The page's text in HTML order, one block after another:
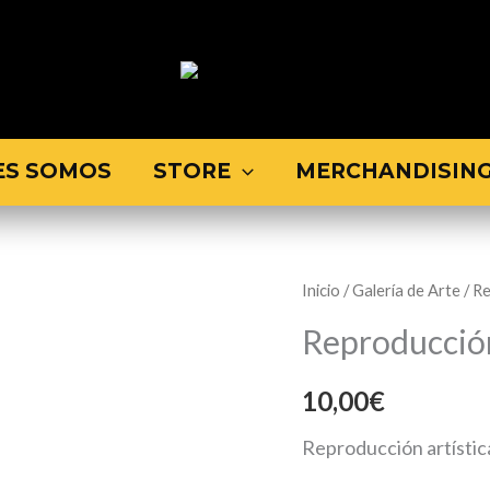
SOMOS STORE
Inicio /Galería de Arte /
10,00€
Reproducción
Reproducción
cantidad